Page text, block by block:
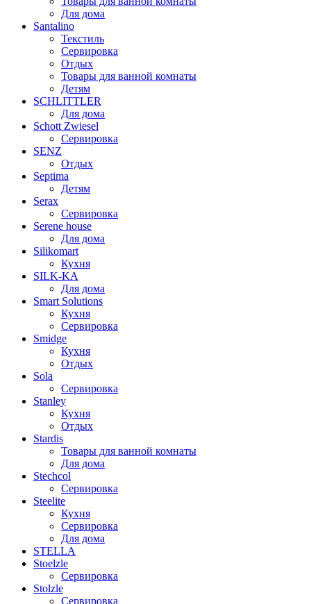
Для дома
Santalino
Текстиль
Сервировка
Отдых
Товары для ванной комнаты
Детям
SCHLITTLER
Для дома
Schott Zwiesel
Сервировка
SENZ
Отдых
Septima
Детям
Serax
Сервировка
Serene house
Для дома
Silikomart
Кухня
SILK-KA
Для дома
Smart Solutions
Кухня
Сервировка
Smidge
Кухня
Отдых
Sola
Сервировка
Stanley
Кухня
Отдых
Stardis
Товары для ванной комнаты
Для дома
Stechcol
Сервировка
Steelite
Кухня
Сервировка
Для дома
STELLA
Stoelzle
Сервировка
Stolzle
Сервировка